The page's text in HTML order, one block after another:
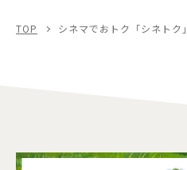
TOP シネマでおトク「シネトク」